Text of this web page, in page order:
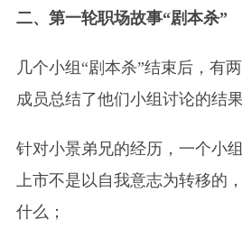
二、第一轮职场故事“剧本杀”
几个小组“剧本杀”结束后，有
成员总结了他们小组讨论的结果
针对小景弟兄的经历，一个小
上市不是以自我意志为转移的
什么；